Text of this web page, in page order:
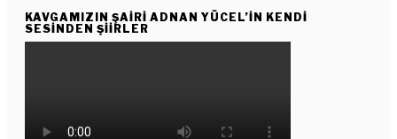
KAVGAMIZIN ŞAIRI ADNAN YÜCEL’IN KENDI
SESINDEN ŞIIRLER